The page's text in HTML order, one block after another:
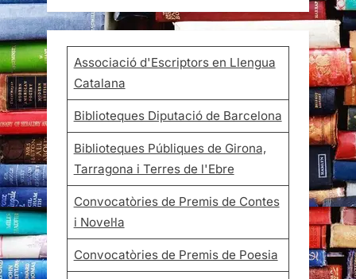
Associació d'Escriptors en Llengua
Catalana
Biblioteques Diputació de Barcelona
Biblioteques Públiques de Girona,
Tarragona i Terres de l'Ebre
Convocatòries de Premis de Contes
i Novel·la
Convocatòries de Premis de Poesia